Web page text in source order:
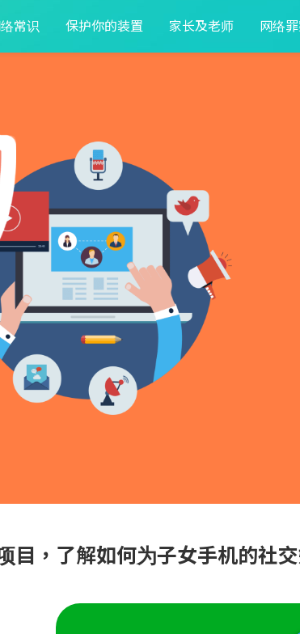
常识 保护你的装置 家长及老师 网络
目，了解如何为子女手机的社